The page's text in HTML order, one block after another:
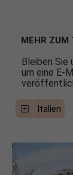
MEHR ZUM
Bleiben Sie
um eine E-
Italien